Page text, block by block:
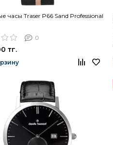
часы Traser P66 Sand Professional
0
тг.